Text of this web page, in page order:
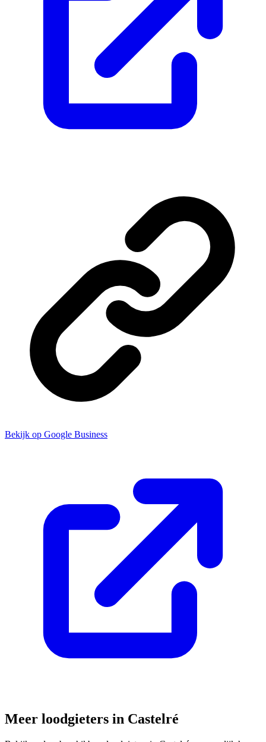
Bekijk op Google Business
Meer loodgieters in Castelré